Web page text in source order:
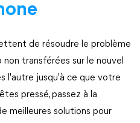
de résoudre le problème
transférées sur le nouvel
l'autre jusqu'à ce que votre
pressé, passez à la
meilleures solutions pour